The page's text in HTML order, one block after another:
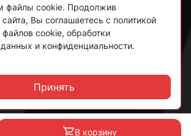
В корзину
на сайте, носит исключительно
и не может рассматриваться как
со ст. 437 ГК РФ.
данных
файлы cookie. Продолжив
сайта, Вы соглашаетесь с политикой
файлов cookie, обработки
и конфиденциальности.
Принять
Чат